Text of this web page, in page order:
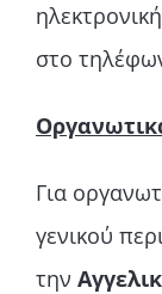
στο
Για
γενικού
την